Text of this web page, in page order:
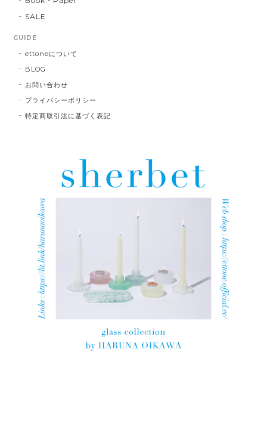
SALE
GUIDE
ettoneについて
BLOG
お問い合わせ
プライバシーポリシー
特定商取引法に基づく表記